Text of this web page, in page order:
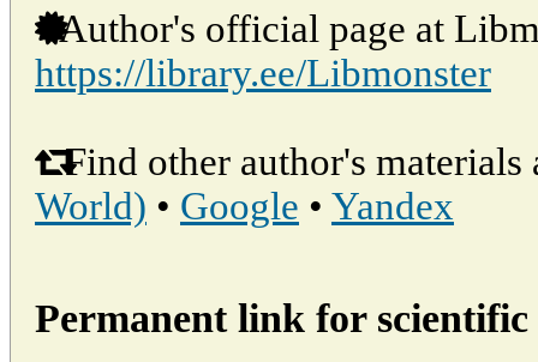
Author's official page at
https://library.ee/Libmonster
Find other author's materials
World) • Google • Yandex
Permanent link for